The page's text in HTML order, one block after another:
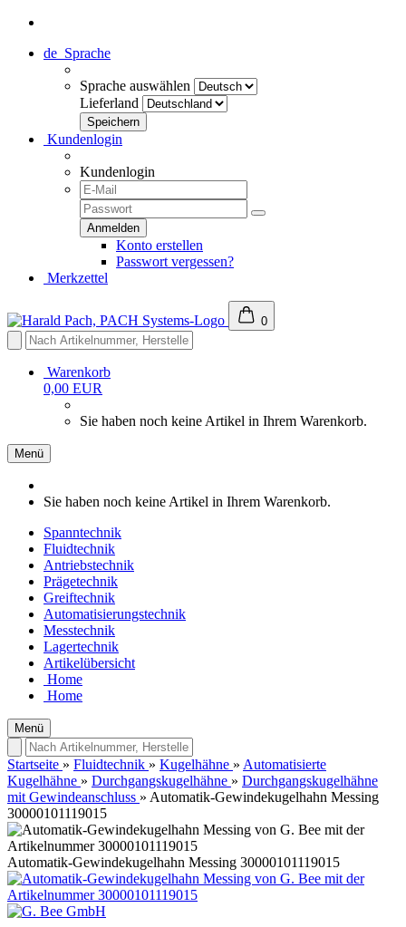
de Sprache
Sprache auswählen
Lieferland
Kundenlogin
Kundenlogin
Konto erstellen
Passwort vergessen?
Merkzettel
0
Warenkorb
0,00 EUR
Sie haben noch keine Artikel in Ihrem Warenkorb.
Menü
Sie haben noch keine Artikel in Ihrem Warenkorb.
Spanntechnik
Fluidtechnik
Antriebstechnik
Prägetechnik
Greiftechnik
Automatisierungstechnik
Messtechnik
Lagertechnik
Artikelübersicht
Home
Home
Menü
Startseite » Fluidtechnik » Kugelhähne » Automatisierte
Kugelhähne » Durchgangskugelhähne » Durchgangskugelhähne
mit Gewindeanschluss » Automatik-Gewindekugelhahn Messing
30000101119015
Automatik-Gewindekugelhahn Messing 30000101119015